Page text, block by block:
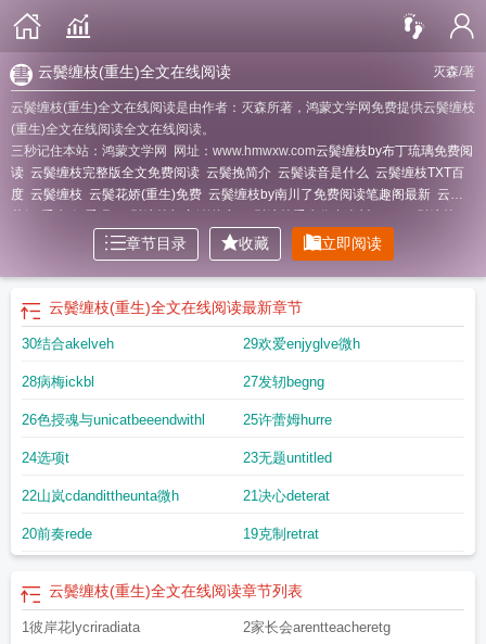
灭森/著
云鬓缠枝(重生)全文在线阅读
云鬓缠枝(重生)全文在线阅读是由作者：灭森所著，鸿蒙文学网免费提供云鬓缠枝
(重生)全文在线阅读全文在线阅读。
三秒记住本站：鸿蒙文学网 网址：www.hmwxw.com云鬓缠枝by布丁琉璃免费阅
读 云鬓缠枝完整版全文免费阅读 云鬓挽简介 云鬓读音是什么 云鬓缠枝TXT百
度 云鬓缠枝 云鬓花娇(重生)免费 云鬓缠枝by南川了免费阅读笔趣阁最新 云鬓
章节目录 收藏 立即阅读
云鬓缠枝(重生)全文在线阅读最新章节
30结合akelveh 29欢爱enjyglve微h
28病梅ickbl 27发轫begng
26色授魂与unicatbeeendwithl 25许蕾姆hurre
24选项t 23无题untitled
22山岚cdandittheunta微h 21决心deterat
20前奏rede 19克制retrat
云鬓缠枝(重生)全文在线阅读章节列表
1彼岸花lycriradiata 2家长会arentteacheretg